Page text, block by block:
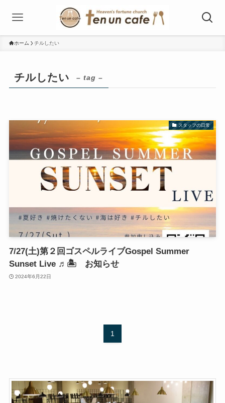
ホーム チルしたい
チルしたい – tag –
スタッフの日常
7/27(土)第２回ゴスペルライブGospel Summer
Sunset Live ♬🏝️ お知らせ
2024年6月22日
1